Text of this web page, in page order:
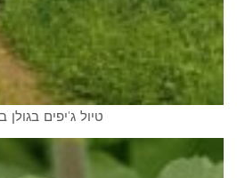
טיול ג'יפים בגולן